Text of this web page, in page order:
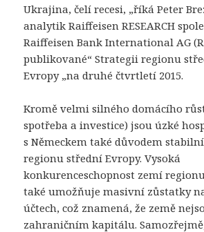
Ukrajina, čelí recesi, „říká Peter
analytik Raiffeisen RESEARCH
Raiffeisen Bank International AG
publikované“ Strategii regionu
Evropy „na druhé čtvrtletí 2015.
Kromě velmi silného domácího
spotřeba a investice) jsou úzké
s Německem také důvodem
regionu střední Evropy. Vysoká
konkurenceschopnost zemí
také umožňuje masivní zůstatky
účtech, což znamená, že země
zahraničním kapitálu.